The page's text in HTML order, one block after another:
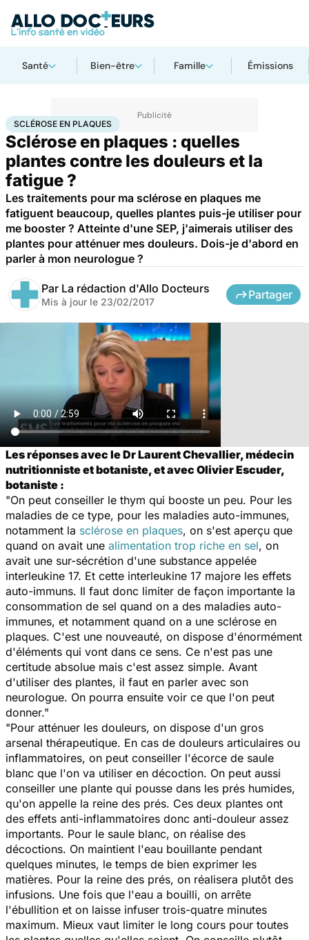
Santé Bien-être Famille Émissions
AccueilBien-êtreSclérose en plaques
SCLÉROSE EN PLAQUES
Sclérose en plaques : quelles
plantes contre les douleurs et la
fatigue ?
Les traitements pour ma sclérose en plaques me
fatiguent beaucoup, quelles plantes puis-je utiliser pour
me booster ? Atteinte d'une SEP, j'aimerais utiliser des
plantes pour atténuer mes douleurs. Dois-je d'abord en
parler à mon neurologue ?
Par La rédaction d'Allo Docteurs
Mis à jour le 23/02/2017
Partager
Les réponses avec le Dr Laurent Chevallier, médecin
nutritionniste et botaniste, et avec Olivier Escuder,
botaniste :
"On peut conseiller le thym qui booste un peu. Pour les
maladies de ce type, pour les maladies auto-immunes,
notamment la sclérose en plaques, on s'est aperçu que
quand on avait une alimentation trop riche en sel, on
avait une sur-sécrétion d'une substance appelée
interleukine 17. Et cette interleukine 17 majore les effets
auto-immuns. Il faut donc limiter de façon importante la
consommation de sel quand on a des maladies auto-
immunes, et notamment quand on a une sclérose en
plaques. C'est une nouveauté, on dispose d'énormément
d'éléments qui vont dans ce sens. Ce n'est pas une
certitude absolue mais c'est assez simple. Avant
d'utiliser des plantes, il faut en parler avec son
neurologue. On pourra ensuite voir ce que l'on peut
donner."
"Pour atténuer les douleurs, on dispose d'un gros
arsenal thérapeutique. En cas de douleurs articulaires ou
inflammatoires, on peut conseiller l'écorce de saule
blanc que l'on va utiliser en décoction. On peut aussi
conseiller une plante qui pousse dans les prés humides,
qu'on appelle la reine des prés. Ces deux plantes ont
des effets anti-inflammatoires donc anti-douleur assez
importants. Pour le saule blanc, on réalise des
décoctions. On maintient l'eau bouillante pendant
quelques minutes, le temps de bien exprimer les
matières. Pour la reine des prés, on réalisera plutôt des
infusions. Une fois que l'eau a bouilli, on arrête
l'ébullition et on laisse infuser trois-quatre minutes
maximum. Mieux vaut limiter le long cours pour toutes